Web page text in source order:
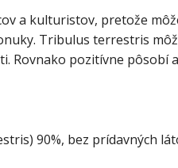
a kulturistov, pretože
Tribulus terrestris
Rovnako pozitívne pôsobí
90%, bez prídavných